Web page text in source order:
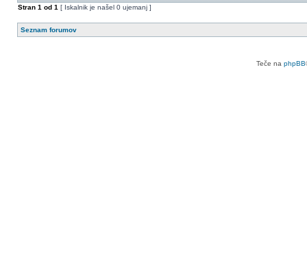
Stran 1 od 1 [ Iskalnik je našel 0 ujemanj ]
Seznam forumov
Teče na phpBB